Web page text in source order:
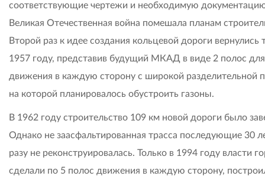
соответствующие чертежи и необходимую
Великая Отечественная война помешала планам
Второй раз к идее создания кольцевой дороги вернулись
1957 году, представив будущий МКАД в виде 2 полос для
движения в каждую сторону с широкой разделительной
на которой планировалось обустроить газоны.
В 1962 году строительство 109 км новой дороги было
Однако не заасфальтированная трасса последующие 30
разу не реконструировалась. Только в 1994 году власти
сделали по 5 полос движения в каждую сторону,